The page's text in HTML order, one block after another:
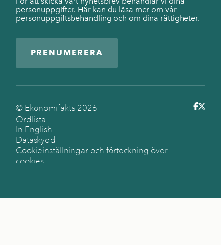
personuppgifter. Här kan du läsa mer om vår
personuppgiftsbehandling och om dina rättigheter.
PRENUMERERA
© Ekonomifakta 2026
Ordlista
In English
Dataskydd
Cookieinställningar och förteckning över
cookies